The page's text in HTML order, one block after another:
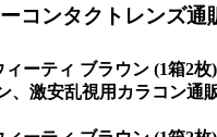
ンタクトレンズ通
ィーティ ブラウン (1箱2
激安乱視用カラコン通